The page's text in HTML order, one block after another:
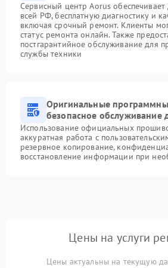
Сервисный центр Aorus обеспечивает
всей РФ, бесплатную диагностику и
включая срочный ремонт. Клиенты
статус ремонта онлайн. Также
постгарантийное обслуживание для
службы техники
Оригинальные
безопасное обслуживание
Использование официальных
аккуратная работа с
резервное копирование,
восстановление информации при
Цены на услуги
Цены актуальны на текущую